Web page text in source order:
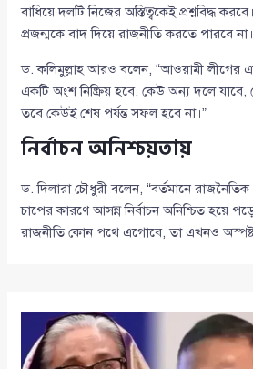
বাধিয়ে দলটি নিজের অস্তিত্বকেই প্রশ্নবিদ্ধ
প্রজন্মকে বাদ দিয়ে রাজনীতি করতে পারবে
ড. কলিমুল্লাহ আরও বলেন, “আওয়ামী লীগের
একটি অংশ নিষ্ক্রিয় হবে, কেউ অন্য দলে
তবে কেউই শেষ পর্যন্ত সফল হবে না।”
নির্বাচন অনিশ্চয়তায়
ড. দিলারা চৌধুরী বলেন, “বর্তমানে রাজনৈতিক
চাপের কারণে আসন্ন নির্বাচন অনিশ্চিত হয়ে
রাজনীতি কোন পথে এগোবে, তা এখনও